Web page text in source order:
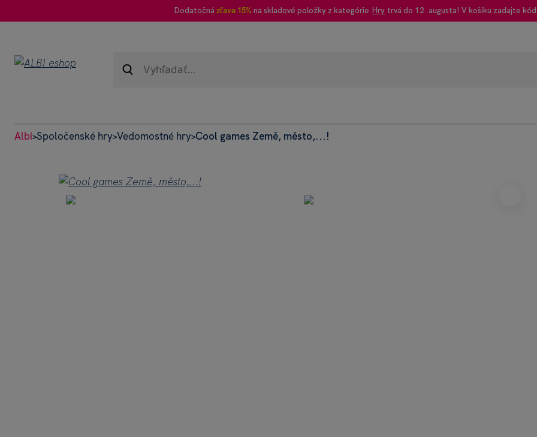
Dodatočná zľava 15% na skladové položky z kategórie Hry trvá do 12. augusta! V košíku zadajte
Albi>Spoločenské hry>Vedomostné hry>Cool games Země, město,...!